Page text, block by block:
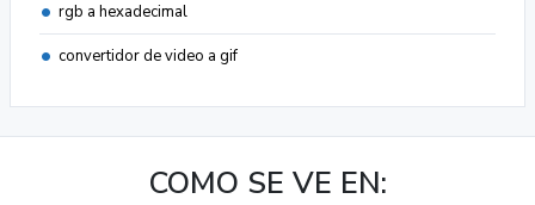
rgb a hexadecimal
convertidor de video a gif
COMO SE VE EN: